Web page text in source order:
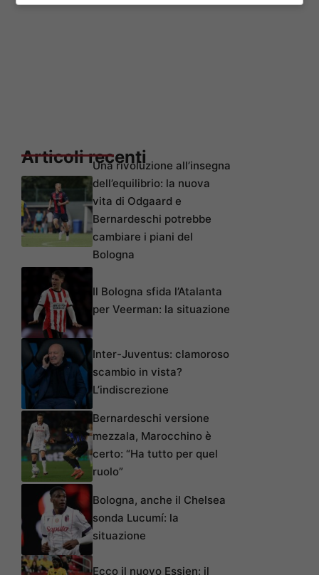
Articoli recentiUna rivoluzione all’insegna
dell’equilibrio: la nuova
vita di Odgaard e
Bernardeschi potrebbe
cambiare i piani del
Bologna
Il Bologna sfida l’Atalanta
per Veerman: la situazione
Inter-Juventus: clamoroso
scambio in vista?
L’indiscrezione
Bernardeschi versione
mezzala, Marocchino è
certo: “Ha tutto per quel
ruolo”
Bologna, anche il Chelsea
sonda Lucumí: la
situazione
Ecco il nuovo Essien: il